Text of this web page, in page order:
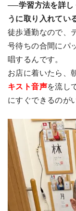
──学習方法を詳し
うに取り入れてい
徒歩通勤なので、
号待ちの合間にパ
唱するんです。
お店に着いたら、
キスト音声を流し
にすぐできるのが